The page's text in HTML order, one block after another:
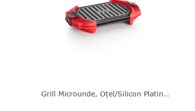
Grill Microunde, Oțel/silicon Platinat, Roșu, 25.2X14.7X5.4 Cm, Lékué - 8710755881787